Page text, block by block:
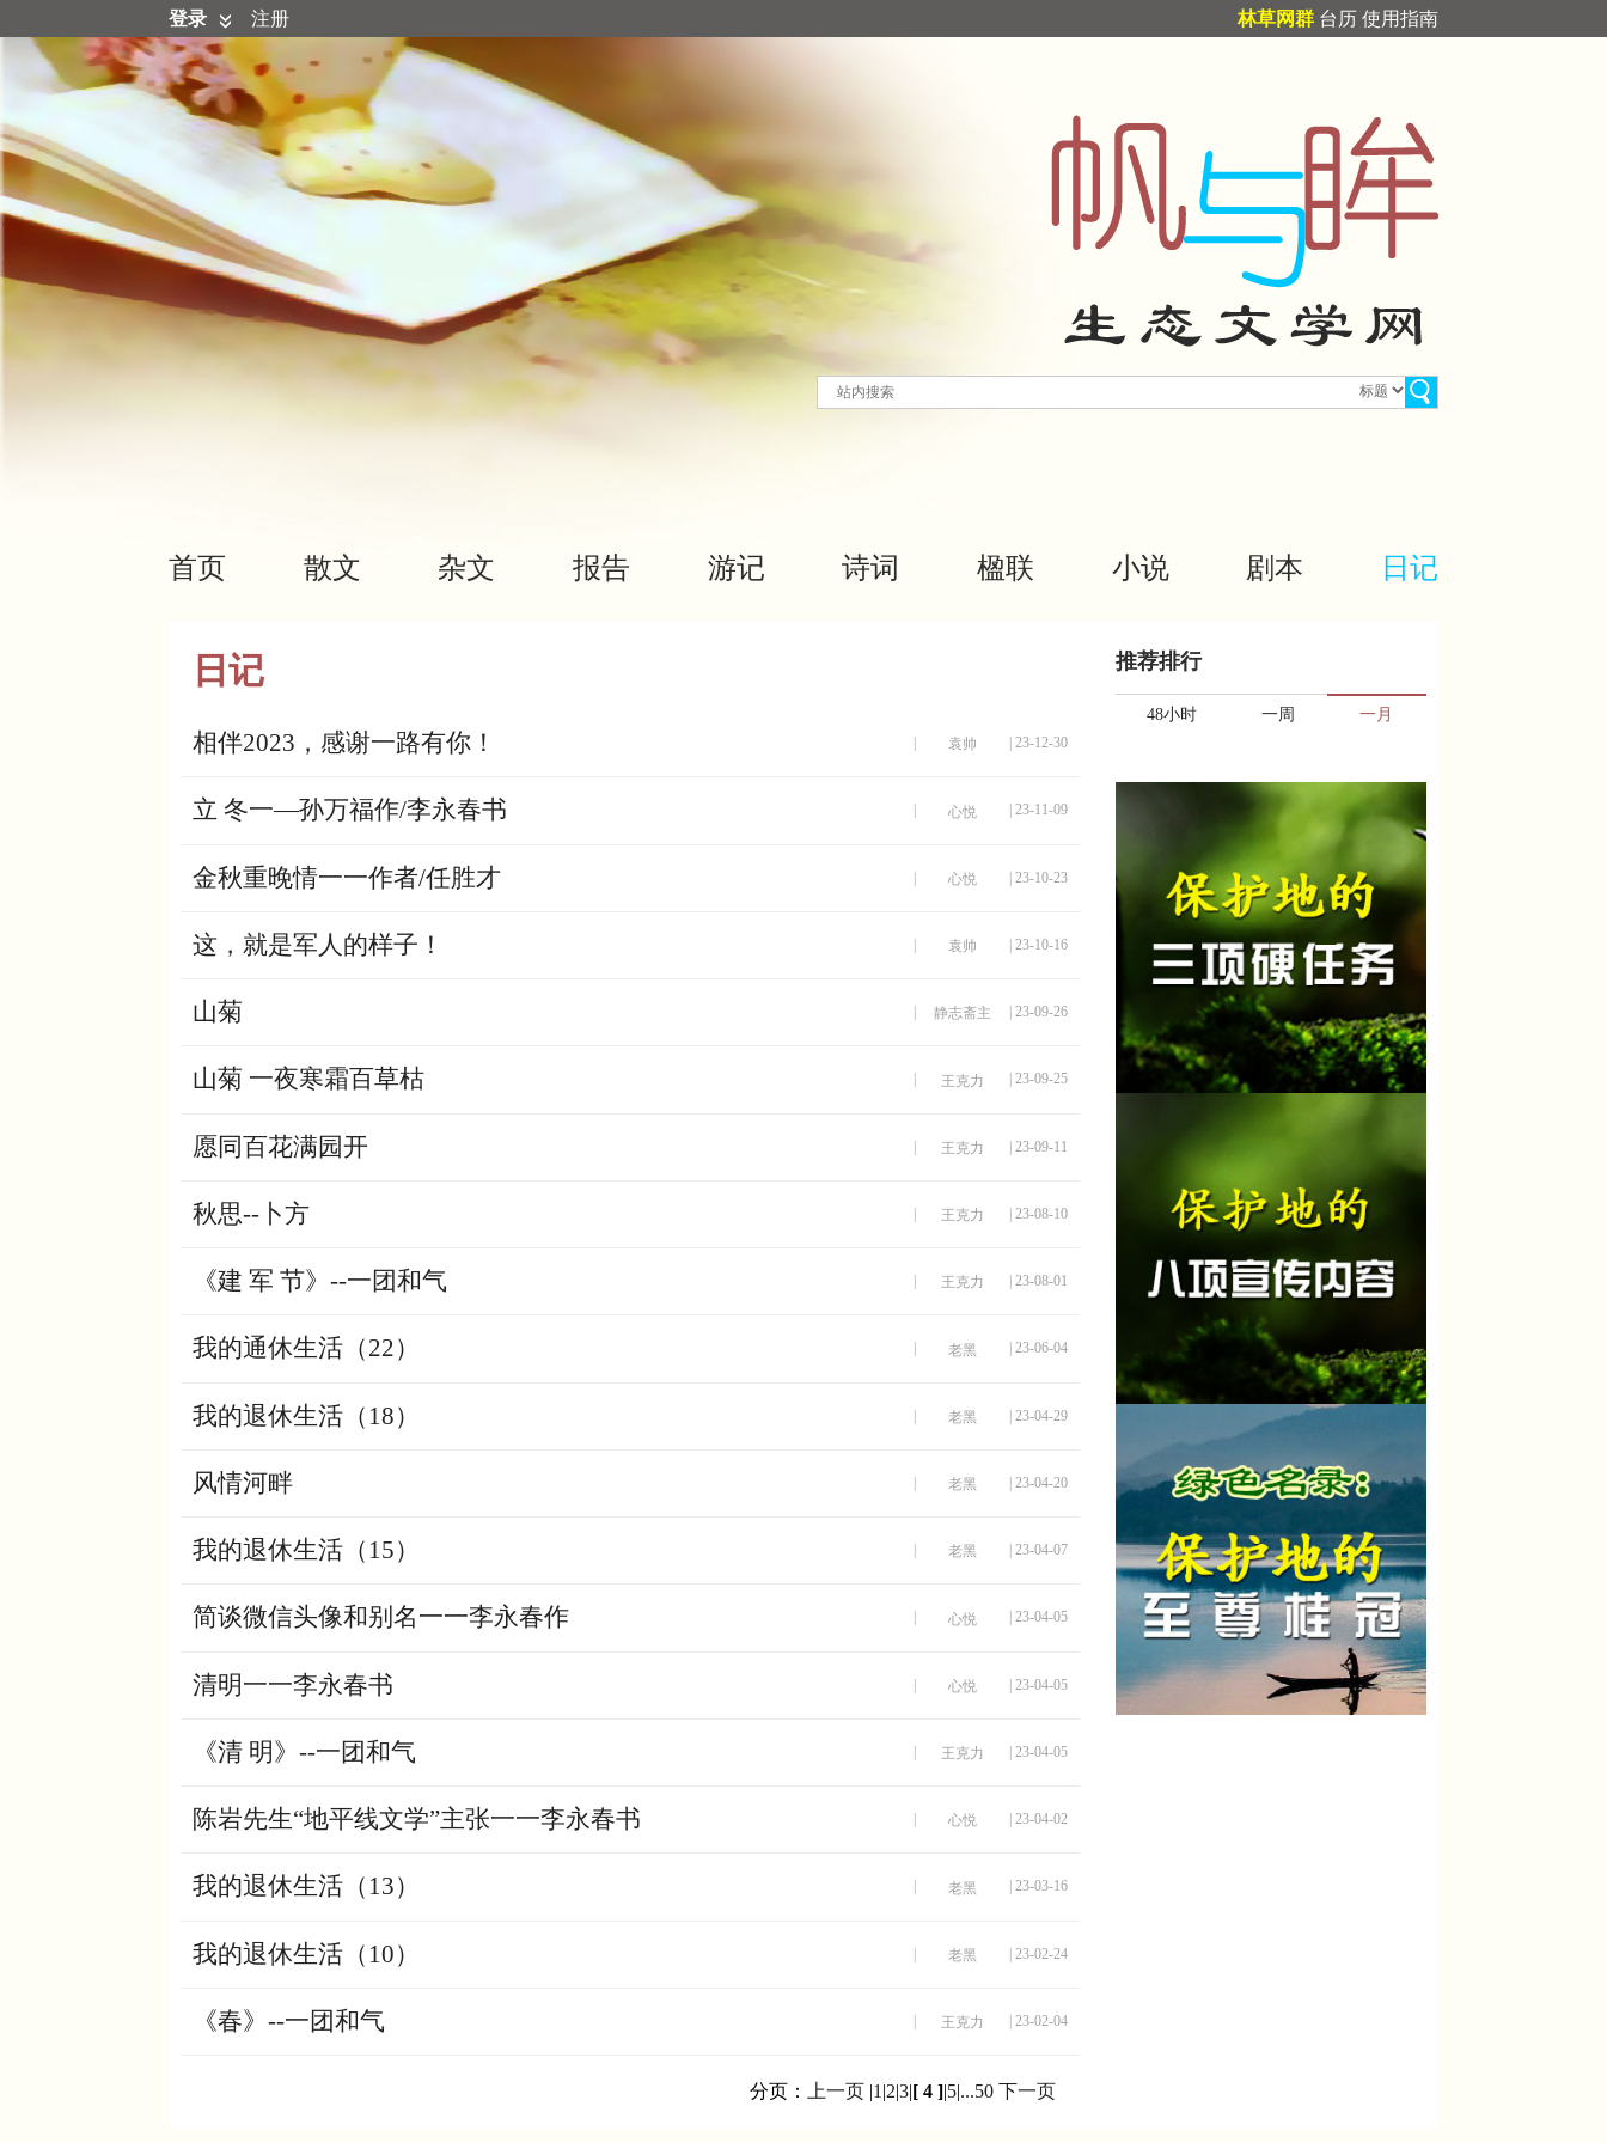
登录 注册 林草网群 台历 使用指南
首页 散文 杂文 报告 游记 诗词 楹联 小说 剧本 日记
日记
相伴2023，感谢一路有你！ 袁帅 | 23-12-30
立 冬一—孙万福作/李永春书 心悦 | 23-11-09
金秋重晚情一一作者/任胜才 | 心悦 | 23-10-23
这，就是军人的样子！ | 袁帅 | 23-10-16
山菊 静志斋主 | 23-09-26
山菊 一夜寒霜百草枯 王克力 | 23-09-25
愿同百花满园开 | 王克力 | 23-09-11
秋思--卜方 | 王克力 | 23-08-10
《建 军 节》--一团和气 王克力 | 23-08-01
我的通休生活（22） 老黑 | 23-06-04
我的退休生活（18） | 老黑 | 23-04-29
风情河畔 | 老黑 | 23-04-20
我的退休生活（15） 老黑 | 23-04-07
简谈微信头像和别名一一李永春作 心悦 | 23-04-05
清明一一李永春书 | 心悦 | 23-04-05
《清 明》--一团和气 | 王克力 | 23-04-05
陈岩先生“地平线文学”主张一一李永春书 心悦 | 23-04-02
我的退休生活（13） 老黑 | 23-03-16
我的退休生活（10） | 老黑 | 23-02-24
《春》--一团和气 | 王克力 | 23-02-04
分页： 上一页 |1 |2|3|[ 4 ]|5|...50 下一页
推荐排行
48小时 一周 一月